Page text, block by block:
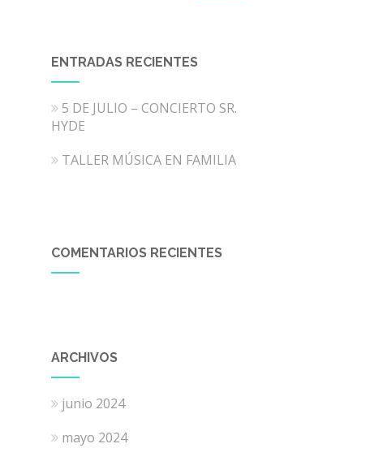
ENTRADAS RECIENTES
5 DE JULIO – CONCIERTO SR.
HYDE
TALLER MÚSICA EN FAMILIA
COMENTARIOS RECIENTES
ARCHIVOS
junio 2024
mayo 2024